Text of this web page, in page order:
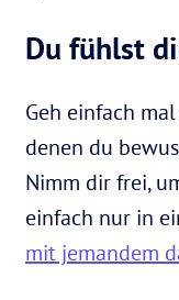
Du fühlst
Geh einfach
denen du
Nimm dir frei,
einfach nur in
mit jemandem